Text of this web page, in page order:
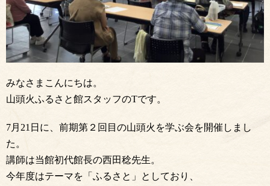
みなさまこんにちは。
山頭火ふるさと館スタッフのTです。
7月21日に、前期第２回目の山頭火を学ぶ会を開催しまし
た。
講師は当館初代館長の西田稔先生。
今年度はテーマを「ふるさと」としており、